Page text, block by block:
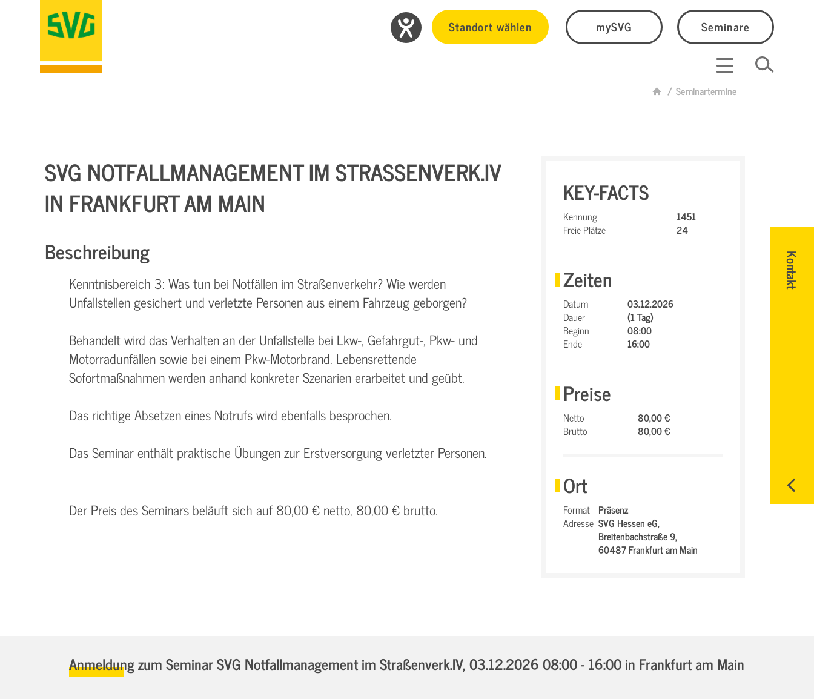
Standort wählen mySVG Seminare
Seminartermine
Kontakt
SVG NOTFALLMANAGEMENT IM STRASSENVERK.IV I
N FRANKFURT AM MAIN
Beschreibung
Kenntnisbereich 3: Was tun bei Notfällen im Straßenverkehr? Wie werden
Unfallstellen gesichert und verletzte Personen aus einem Fahrzeug geborgen?
Behandelt wird das Verhalten an der Unfallstelle bei Lkw-, Gefahrgut-, Pkw- und
Motorradunfällen sowie bei einem Pkw-Motorbrand. Lebensrettende
Sofortmaßnahmen werden anhand konkreter Szenarien erarbeitet und geübt.
Das richtige Absetzen eines Notrufs wird ebenfalls besprochen.
Das Seminar enthält praktische Übungen zur Erstversorgung verletzter Personen.
Der Preis des Seminars beläuft sich auf 80,00 € netto, 80,00 € brutto.
KEY-FACTS
Kennung
1451
Freie Plätze
24
Zeiten
Datum
03.12.2026
Dauer
(1 Tag)
Beginn
08:00
Ende
16:00
Preise
Netto
80,00 €
Brutto
80,00 €
Ort
Format Präsenz
Adresse SVG Hessen eG,
Breitenbachstraße 9,
60487 Frankfurt am Main
Anmeldung zum Seminar SVG Notfallmanagement im Straßenverk.IV,03.12.2026 08:00 - 16:00in Frankfurt am Main